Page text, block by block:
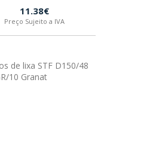
11.38€
Preço Sujeito a IVA